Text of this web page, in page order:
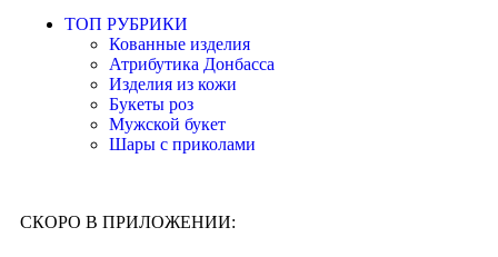
ТОП РУБРИКИ
Кованные изделия
Атрибутика Донбасса
Изделия из кожи
Букеты роз
Мужской букет
Шары с приколами
СКОРО В ПРИЛОЖЕНИИ: